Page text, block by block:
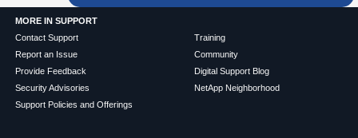
MORE IN SUPPORT
Contact Support
Report an Issue
Provide Feedback
Security Advisories
Support Policies and Offerings
Training
Community
Digital Support Blog
NetApp Neighborhood